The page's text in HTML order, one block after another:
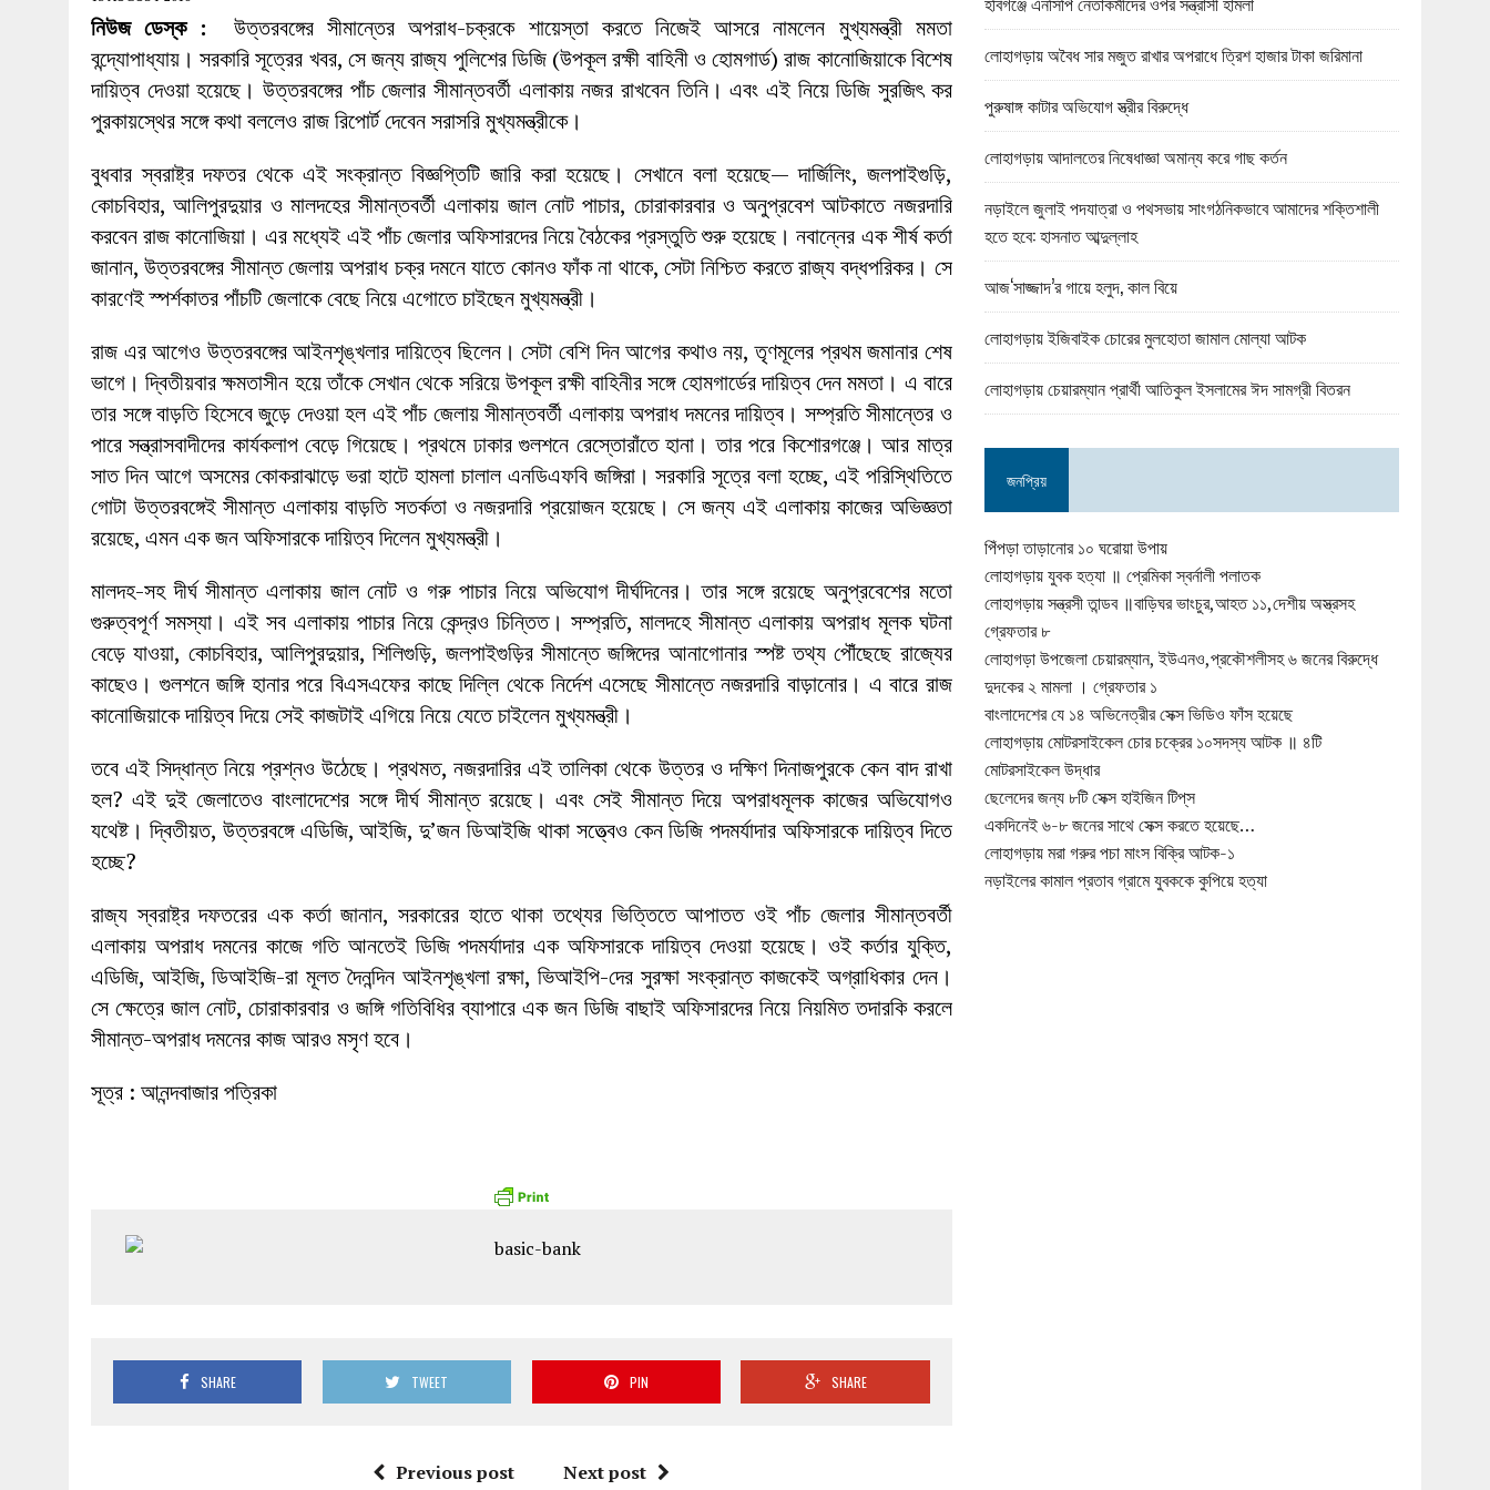
27 MAY 2026
লোহাগড়ায় চেয়ারম্যান প্রার্থী আতিকুল ইসলামের ঈদ সামগ্রী বিতরন
1 AUGUST 2026 | লোহাগড়ায় জাল দলিলে নামজারি ॥ এসিল্যান্ড অফিসে ভয়াবহ দুর্নীতি
নিউজ ডেস্ক : উত্তরবঙ্গের সীমান্তের অপরাধ-চক্রকে শায়েস্তা করতে নিজেই আসরে নামলেন মুখ্যমন্ত্রী মমতা
বন্দ্যোপাধ্যায়। সরকারি সূত্রের খবর, সে জন্য রাজ্য পুলিশের ডিজি (উপকূল রক্ষী বাহিনী ও হোমগার্ড) রাজ কানোজিয়াকে বিশেষ
দায়িত্ব দেওয়া হয়েছে। উত্তরবঙ্গের পাঁচ জেলার সীমান্তবর্তী এলাকায় নজর রাখবেন তিনি। এবং এই নিয়ে ডিজি সুরজিৎ কর
পুরকায়স্থের সঙ্গে কথা বললেও রাজ রিপোর্ট দেবেন সরাসরি মুখ্যমন্ত্রীকে।
বুধবার স্বরাষ্ট্র দফতর থেকে এই সংক্রান্ত বিজ্ঞপ্তিটি জারি করা হয়েছে। সেখানে বলা হয়েছে— দার্জিলিং, জলপাইগুড়ি,
কোচবিহার, আলিপুরদুয়ার ও মালদহের সীমান্তবর্তী এলাকায় জাল নোট পাচার, চোরাকারবার ও অনুপ্রবেশ আটকাতে নজরদারি
করবেন রাজ কানোজিয়া। এর মধ্যেই এই পাঁচ জেলার অফিসারদের নিয়ে বৈঠকের প্রস্তুতি শুরু হয়েছে। নবান্নের এক শীর্ষ কর্তা
জানান, উত্তরবঙ্গের সীমান্ত জেলায় অপরাধ চক্র দমনে যাতে কোনও ফাঁক না থাকে, সেটা নিশ্চিত করতে রাজ্য বদ্ধপরিকর। সে
কারণেই স্পর্শকাতর পাঁচটি জেলাকে বেছে নিয়ে এগোতে চাইছেন মুখ্যমন্ত্রী।
রাজ এর আগেও উত্তরবঙ্গের আইনশৃঙ্খলার দায়িত্বে ছিলেন। সেটা বেশি দিন আগের কথাও নয়, তৃণমূলের প্রথম জমানার শেষ
ভাগে। দ্বিতীয়বার ক্ষমতাসীন হয়ে তাঁকে সেখান থেকে সরিয়ে উপকূল রক্ষী বাহিনীর সঙ্গে হোমগার্ডের দায়িত্ব দেন মমতা। এ বারে
তার সঙ্গে বাড়তি হিসেবে জুড়ে দেওয়া হল এই পাঁচ জেলায় সীমান্তবর্তী এলাকায় অপরাধ দমনের দায়িত্ব। সম্প্রতি সীমান্তের ও
পারে সন্ত্রাসবাদীদের কার্যকলাপ বেড়ে গিয়েছে। প্রথমে ঢাকার গুলশনে রেস্তোরাঁতে হানা। তার পরে কিশোরগঞ্জে। আর মাত্র
সাত দিন আগে অসমের কোকরাঝাড়ে ভরা হাটে হামলা চালাল এনডিএফবি জঙ্গিরা। সরকারি সূত্রে বলা হচ্ছে, এই পরিস্থিতিতে
গোটা উত্তরবঙ্গেই সীমান্ত এলাকায় বাড়তি সতর্কতা ও নজরদারি প্রয়োজন হয়েছে। সে জন্য এই এলাকায় কাজের অভিজ্ঞতা
রয়েছে, এমন এক জন অফিসারকে দায়িত্ব দিলেন মুখ্যমন্ত্রী।
মালদহ-সহ দীর্ঘ সীমান্ত এলাকায় জাল নোট ও গরু পাচার নিয়ে অভিযোগ দীর্ঘদিনের। তার সঙ্গে রয়েছে অনুপ্রবেশের মতো
গুরুত্বপূর্ণ সমস্যা। এই সব এলাকায় পাচার নিয়ে কেন্দ্রও চিন্তিত। সম্প্রতি, মালদহে সীমান্ত এলাকায় অপরাধ মূলক ঘটনা
বেড়ে যাওয়া, কোচবিহার, আলিপুরদুয়ার, শিলিগুড়ি, জলপাইগুড়ির সীমান্তে জঙ্গিদের আনাগোনার স্পষ্ট তথ্য পৌঁছেছে রাজ্যের
কাছেও। গুলশনে জঙ্গি হানার পরে বিএসএফের কাছে দিল্লি থেকে নির্দেশ এসেছে সীমান্তে নজরদারি বাড়ানোর। এ বারে রাজ
কানোজিয়াকে দায়িত্ব দিয়ে সেই কাজটাই এগিয়ে নিয়ে যেতে চাইলেন মুখ্যমন্ত্রী।
তবে এই সিদ্ধান্ত নিয়ে প্রশ্নও উঠেছে। প্রথমত, নজরদারির এই তালিকা থেকে উত্তর ও দক্ষিণ দিনাজপুরকে কেন বাদ রাখা
হল? এই দুই জেলাতেও বাংলাদেশের সঙ্গে দীর্ঘ সীমান্ত রয়েছে। এবং সেই সীমান্ত দিয়ে অপরাধমূলক কাজের অভিযোগও
যথেষ্ট। দ্বিতীয়ত, উত্তরবঙ্গে এডিজি, আইজি, দু’জন ডিআইজি থাকা সত্ত্বেও কেন ডিজি পদমর্যাদার অফিসারকে দায়িত্ব দিতে
হচ্ছে?
রাজ্য স্বরাষ্ট্র দফতরের এক কর্তা জানান, সরকারের হাতে থাকা তথ্যের ভিত্তিতে আপাতত ওই পাঁচ জেলার সীমান্তবর্তী
এলাকায় অপরাধ দমনের কাজে গতি আনতেই ডিজি পদমর্যাদার এক অফিসারকে দায়িত্ব দেওয়া হয়েছে। ওই কর্তার যুক্তি,
এডিজি, আইজি, ডিআইজি-রা মূলত দৈনন্দিন আইনশৃঙ্খলা রক্ষা, ভিআইপি-দের সুরক্ষা সংক্রান্ত কাজকেই অগ্রাধিকার দেন।
সে ক্ষেত্রে জাল নোট, চোরাকারবার ও জঙ্গি গতিবিধির ব্যাপারে এক জন ডিজি বাছাই অফিসারদের নিয়ে নিয়মিত তদারকি করলে
সীমান্ত-অপরাধ দমনের কাজ আরও মসৃণ হবে।
সূত্র : আনন্দবাজার পত্রিকা
SHARE TWEET PIN SHARE
Previous post Next post
লোহাগড়ায় অবৈধ সার মজুত রাখার অপরাধে ত্রিশ হাজার টাকা জরিমানা
পুরুষাঙ্গ কাটার অভিযোগ স্ত্রীর বিরুদ্ধে
লোহাগড়ায় আদালতের নিষেধাজ্ঞা অমান্য করে গাছ কর্তন
নড়াইলে জুলাই পদযাত্রা ও পথসভায় সাংগঠনিকভাবে আমাদের শক্তিশালী
হতে হবে: হাসনাত আব্দুল্লাহ
আজ‘সাজ্জাদ’র গায়ে হলুদ, কাল বিয়ে
লোহাগড়ায় ইজিবাইক চোরের মুলহোতা জামাল মোল্যা আটক
লোহাগড়ায় চেয়ারম্যান প্রার্থী আতিকুল ইসলামের ঈদ সামগ্রী বিতরন
জনপ্রিয়
পিঁপড়া তাড়ানোর ১০ ঘরোয়া উপায়
লোহাগড়ায় যুবক হত্যা ॥ প্রেমিকা স্বর্নালী পলাতক
লোহাগড়ায় সন্ত্রসী তান্ডব ॥বাড়িঘর ভাংচুর,আহত ১১,দেশীয় অস্ত্রসহ
গ্রেফতার ৮
লোহাগড়া উপজেলা চেয়ারম্যান, ইউএনও,প্রকৌশলীসহ ৬ জনের বিরুদ্ধে
দুদকের ২ মামলা । গ্রেফতার ১
বাংলাদেশের যে ১৪ অভিনেত্রীর সেক্স ভিডিও ফাঁস হয়েছে
লোহাগড়ায় মোটরসাইকেল চোর চক্রের ১০সদস্য আটক ॥ ৪টি
মোটরসাইকেল উদ্ধার
ছেলেদের জন্য ৮টি সেক্স হাইজিন টিপ্‌স
একদিনেই ৬-৮ জনের সাথে সেক্স করতে হয়েছে…
লোহাগড়ায় মরা গরুর পচা মাংস বিক্রি আটক-১
নড়াইলের কামাল প্রতাব গ্রামে যুবককে কুপিয়ে হত্যা